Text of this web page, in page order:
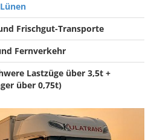
Frischgut-Transporte
Fernverkehr
Lastzüge über 3,5t +
über 0,75t)